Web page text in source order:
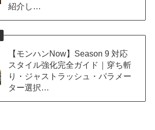
紹介し…
【モンハンNow】Season 9 対応
スタイル強化完全ガイド｜穿ち斬
り・ジャストラッシュ・パラメー
ター選択…